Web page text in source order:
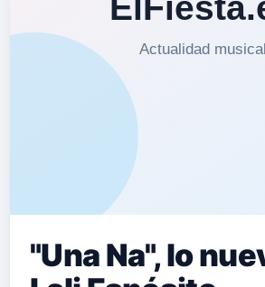
"Una Na", lo